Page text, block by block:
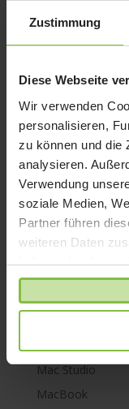
Zustimmung
Diese Webseite
Wir verwenden
personalisieren,
zu können und die
analysieren.
Verwendung
soziale Medien,
Partner führen
weiteren Daten
haben oder die sie
gesammelt haben.
iPad Pro
iPhone 6
iPhone 8
iPhone SE
iPhone X
iPod nano
iPod shuffle
iPod touch
Kabel & Adapter
Kopfhörer
Mac Studio
MacBook